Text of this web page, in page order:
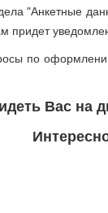
"Анкетные
придет
по
Вас на